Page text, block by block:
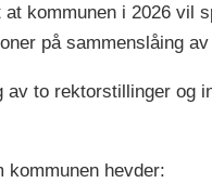
kommunen i 2026 vil
på sammenslåing
to rektorstillinger og
hevder: